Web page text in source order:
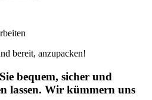
bereit, anzupacken!
bequem, sicher und
lassen. Wir kümmern uns